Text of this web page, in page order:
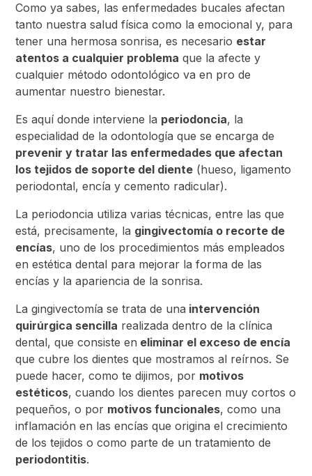
Como ya sabes, las enfermedades bucales afectan
tanto nuestra salud física como la emocional y, para
tener una hermosa sonrisa, es necesario estar
atentos a cualquier problema que la afecte y
cualquier método odontológico va en pro de
aumentar nuestro bienestar.
Es aquí donde interviene la periodoncia, la
especialidad de la odontología que se encarga de
prevenir y tratar las enfermedades que afectan
los tejidos de soporte del diente (hueso, ligamento
periodontal, encía y cemento radicular).
La periodoncia utiliza varias técnicas, entre las que
está, precisamente, la gingivectomía o recorte de
encías, uno de los procedimientos más empleados
en estética dental para mejorar la forma de las
encías y la apariencia de la sonrisa.
La gingivectomía se trata de una intervención
quirúrgica sencilla realizada dentro de la clínica
dental, que consiste en eliminar el exceso de encía
que cubre los dientes que mostramos al reírnos. Se
puede hacer, como te dijimos, por motivos
estéticos, cuando los dientes parecen muy cortos o
pequeños, o por motivos funcionales, como una
inflamación en las encías que origina el crecimiento
de los tejidos o como parte de un tratamiento de
periodontitis.